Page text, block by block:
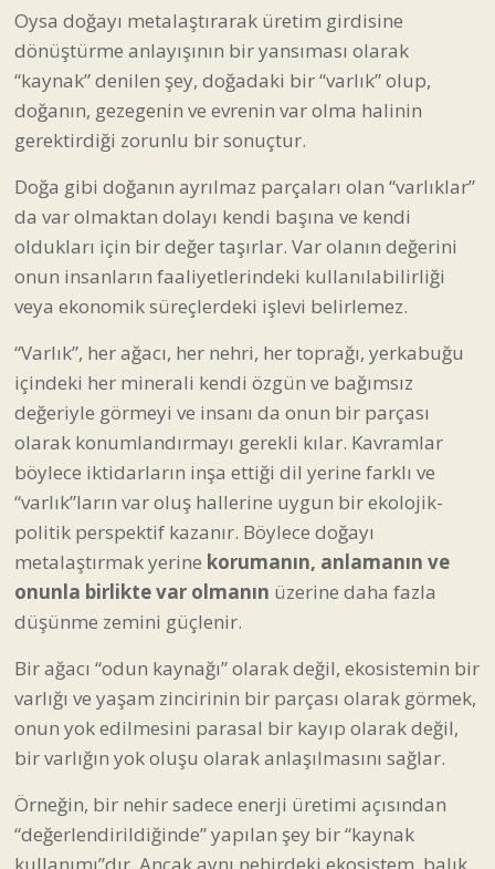
Oysa doğayı metalaştırarak üretim girdisine
dönüştürme anlayışının bir yansıması olarak
“kaynak” denilen şey, doğadaki bir “varlık” olup,
doğanın, gezegenin ve evrenin var olma halinin
gerektirdiği zorunlu bir sonuçtur.
Doğa gibi doğanın ayrılmaz parçaları olan “varlıklar”
da var olmaktan dolayı kendi başına ve kendi
oldukları için bir değer taşırlar. Var olanın değerini
onun insanların faaliyetlerindeki kullanılabilirliği
veya ekonomik süreçlerdeki işlevi belirlemez.
“Varlık”, her ağacı, her nehri, her toprağı, yerkabuğu
içindeki her minerali kendi özgün ve bağımsız
değeriyle görmeyi ve insanı da onun bir parçası
olarak konumlandırmayı gerekli kılar. Kavramlar
böylece iktidarların inşa ettiği dil yerine farklı ve
“varlık”ların var oluş hallerine uygun bir ekolojik-
politik perspektif kazanır. Böylece doğayı
metalaştırmak yerine korumanın, anlamanın ve
onunla birlikte var olmanın üzerine daha fazla
düşünme zemini güçlenir.
Bir ağacı “odun kaynağı” olarak değil, ekosistemin bir
varlığı ve yaşam zincirinin bir parçası olarak görmek,
onun yok edilmesini parasal bir kayıp olarak değil,
bir varlığın yok oluşu olarak anlaşılmasını sağlar.
Örneğin, bir nehir sadece enerji üretimi açısından
“değerlendirildiğinde” yapılan şey bir “kaynak